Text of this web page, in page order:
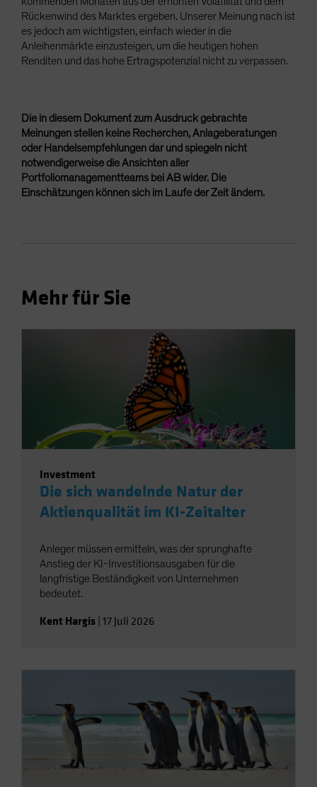
Rückenwind des Marktes ergeben. Unserer Meinung nach ist
es jedoch am wichtigsten, einfach wieder in die
Anleihenmärkte einzusteigen, um die heutigen hohen
Renditen und das hohe Ertragspotenzial nicht zu verpassen.
Die in diesem Dokument zum Ausdruck gebrachte
Meinungen stellen keine Recherchen, Anlageberatungen
oder Handelsempfehlungen dar und spiegeln nicht
notwendigerweise die Ansichten aller
Portfoliomanagementteams bei AB wider. Die
Einschätzungen können sich im Laufe der Zeit ändern.
Mehr für Sie
Investment
Die sich wandelnde Natur der
Aktienqualität im KI-Zeitalter
Anleger müssen ermitteln, was der sprunghafte
Anstieg der KI-Investitionsausgaben für die
langfristige Beständigkeit von Unternehmen
bedeutet.
Kent Hargis 17 Juli 2026